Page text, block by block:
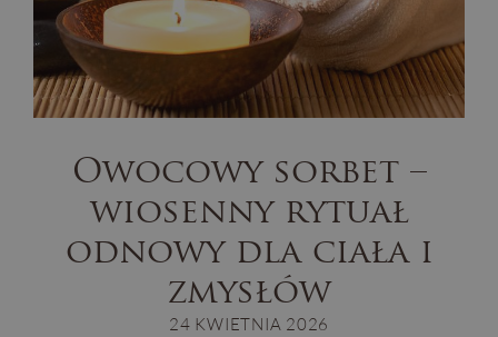
Owocowy sorbet –
wiosenny rytuał
odnowy dla ciała i
zmysłów
24 KWIETNIA 2026